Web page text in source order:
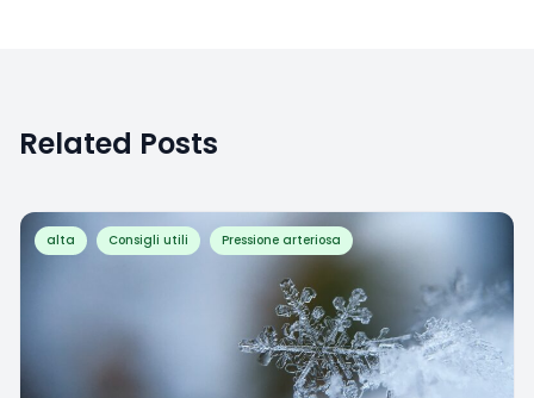
Related Posts
alta Consigli utili Pressione arteriosa